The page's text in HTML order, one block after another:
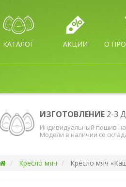
КАТАЛОГ АКЦИИ О
ИЗГОТОВЛЕНИЕ 2-3
Индивидуальный пошив на
Модели в наличии со
Кресло мяч Кресло мяч